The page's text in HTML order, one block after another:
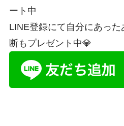
ート中
LINE登録にて自分にあっ
断もプレゼント中💎